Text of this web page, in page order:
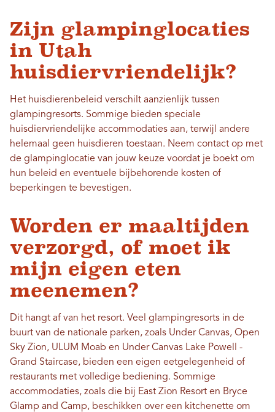
Zijn glampinglocaties
in Utah
huisdiervriendelijk?
Het huisdierenbeleid verschilt aanzienlijk tussen
glampingresorts. Sommige bieden speciale
huisdiervriendelijke accommodaties aan, terwijl andere
helemaal geen huisdieren toestaan. Neem contact op met
de glampinglocatie van jouw keuze voordat je boekt om
hun beleid en eventuele bijbehorende kosten of
beperkingen te bevestigen.
Worden er maaltijden
verzorgd, of moet ik
mijn eigen eten
meenemen?
Dit hangt af van het resort. Veel glampingresorts in de
buurt van de nationale parken, zoals Under Canvas, Open
Sky Zion, ULUM Moab en Under Canvas Lake Powell -
Grand Staircase, bieden een eigen eetgelegenheid of
restaurants met volledige bediening. Sommige
accommodaties, zoals die bij East Zion Resort en Bryce
Glamp and Camp, beschikken over een kitchenette om